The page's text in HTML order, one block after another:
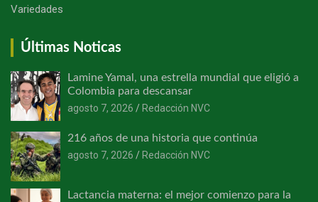
Variedades
Últimas Noticas
Lamine Yamal, una estrella mundial que eligió a
Colombia para descansar
agosto 7, 2026
Redacción NVC
216 años de una historia que continúa
agosto 7, 2026
Redacción NVC
Lactancia materna: el mejor comienzo para la